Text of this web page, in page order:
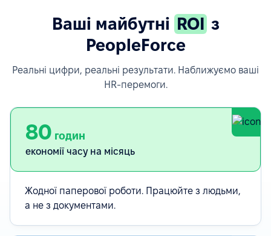
Ваші майбутні ROI з
PeopleForce
Реальні цифри, реальні результати. Наближуємо ваші
HR-перемоги.
80 годин
економії часу на місяць
Жодної паперової роботи. Працюйте з людьми,
а не з документами.